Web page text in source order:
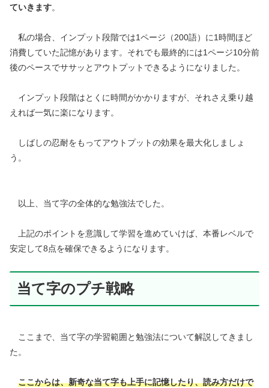
ていきます。
私の場合、インプット段階では1ページ（200語）に1時間ほど
消費していた記憶があります。それでも最終的には1ページ10分前
後のペースでササッとアウトプットできるようになりました。
インプット段階はとくに時間がかかりますが、それさえ乗り越
えれば一気に楽になります。
しばしの忍耐をもってアウトプットの効果を最大化しましょ
う。
以上、当て字の全体的な勉強法でした。
上記のポイントを意識して学習を進めていけば、本番レベルで
安定して8点を確保できるようになります。
当て字のプチ戦略
ここまで、当て字の学習範囲と勉強法について解説してきまし
た。
ここからは、新奇な当て字も上手に記憶したり、読み方だけで